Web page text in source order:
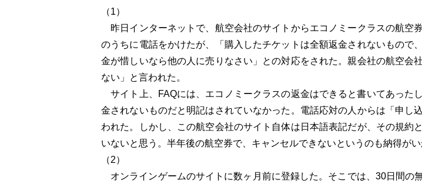
（1）
昨日インターネットで、航空会社のサイトからエコノミークラスの航空
のうちに電話をかけたが、「購入したチケットは全額返金されないもの
金が惜しいなら他の人に売りなさい」との対応をされた。親会社の航空会
ない」と言われた。
サイト上、FAQには、エコノミークラスの返金はできると書いてあった
金されないものだと明記はされていなかった。電話応対の人からは「申
われた。しかし、この航空会社のサイト自体は日本語表記だが、その規
いないと思う。半年後の航空券で、キャンセルできないというのも納得がい
（2）
オンラインゲームのサイトに数ヶ月前に登録した。そこでは、30日間の